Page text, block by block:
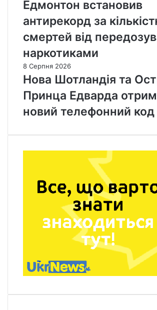
Едмонтон встановив
антирекорд за
смертей від
наркотиками
8 Серпня 2026
Нова Шотландія та
Принца Едварда
новий телефонний код